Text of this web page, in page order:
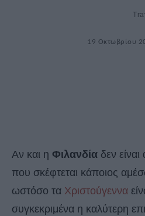
19 Οκτωβρίου
Αν και η Φιλανδία δεν
που σκέφτεται κάποιος
ωστόσο τα Χριστούγεννα
συγκεκριμένα η καλύτερη